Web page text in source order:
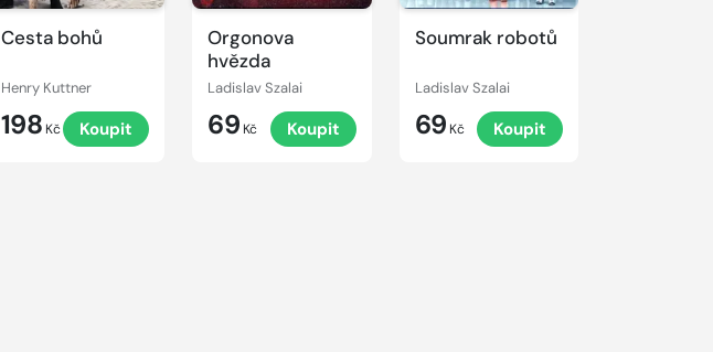
Cesta bohů
Henry Kuttner
198 Kč Koupit
Orgonova
hvězda
Ladislav Szalai
69 Kč Koupit
Soumrak robotů
Ladislav Szalai
69 Kč Koupit